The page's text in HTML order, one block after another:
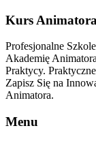
Kurs Animatora
Profesjonalne
Akademię
Praktycy.
Zapisz Się na
Animatora.
Menu